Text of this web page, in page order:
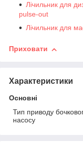
Лічильник для
pulse-out
Лічильник для
Приховати
Характеристики
Основні
Тип приводу
насосу